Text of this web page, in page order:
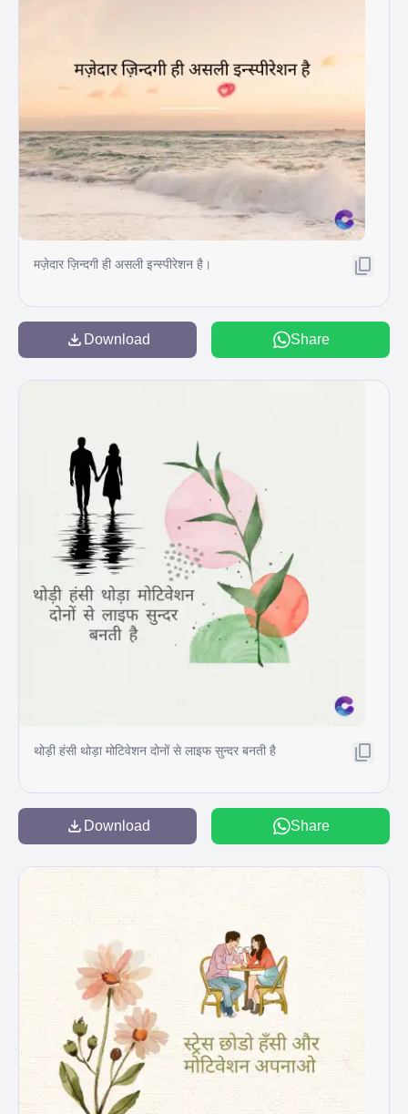
मज़ेदार ज़िन्दगी ही असली इन्स्पीरेशन है।
Download Share
थोड़ी हंसी थोड़ा मोटिवेशन दोनों से लाइफ सुन्दर बनती है
Download Share